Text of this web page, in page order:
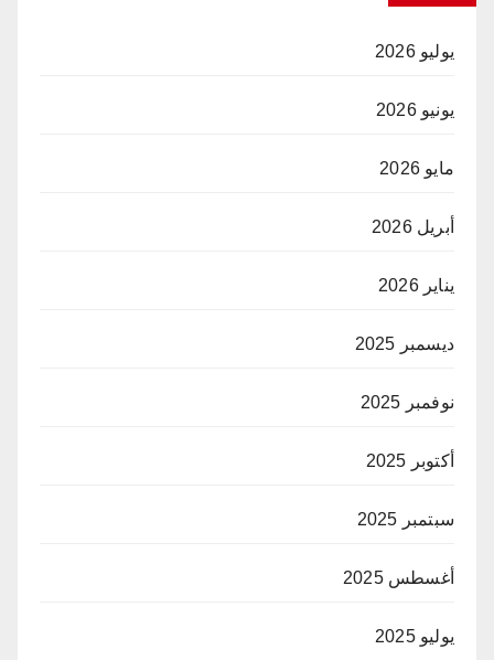
يوليو 2026
يونيو 2026
مايو 2026
أبريل 2026
يناير 2026
ديسمبر 2025
نوفمبر 2025
أكتوبر 2025
سبتمبر 2025
أغسطس 2025
يوليو 2025